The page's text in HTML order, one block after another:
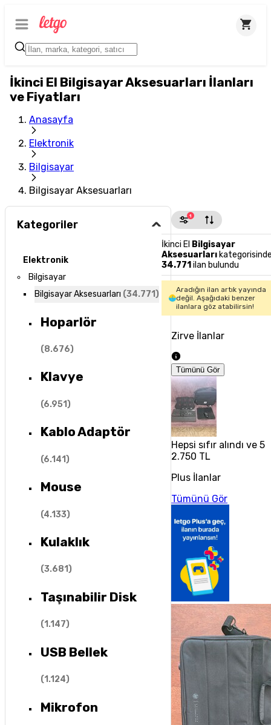
İkinci El Bilgisayar Aksesuarları İlanları
ve Fiyatları
Anasayfa
Elektronik
Bilgisayar
Bilgisayar Aksesuarları
Kategoriler
Elektronik
Bilgisayar
Bilgisayar Aksesuarları (34.771)
Hoparlör
(8.676)
Klavye
(6.951)
Kablo Adaptör
(6.141)
Mouse
(4.133)
Kulaklık
(3.681)
Taşınabilir Disk
(1.147)
USB Bellek
(1.124)
Mikrofon
1
İkinci El Bilgisayar
Aksesuarları
34.771 ilan bulundu
Aradığın ilan artık yayında
değil. Aşağıdaki benzer
ilanlara göz atabilirsin!
Zirve İlanlar
Tümünü Gör
Hepsi sıfır alındı ve
2.750 TL
Plus İlanlar
Tümünü Gör